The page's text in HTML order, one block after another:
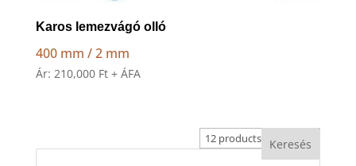
Karos lemezvágó olló
400 mm / 2 mm
Ár: 210,000 Ft + ÁFA